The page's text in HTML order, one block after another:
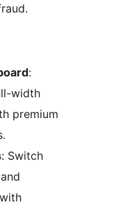
:
width
premium
: Switch